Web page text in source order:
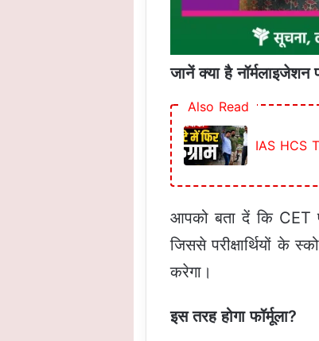
जानें क्या है नॉर्मलाइजेशन
Also Read
IAS HCS
आपको बता दें कि CET
जिससे परीक्षार्थियों के
करेगा।
इस तरह होगा फॉर्मूला?